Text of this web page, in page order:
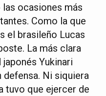
ocasiones más
Como la que
el brasileño Lucas
La más clara
Yukinari
defensa. Ni siquiera
tuvo que ejercer de